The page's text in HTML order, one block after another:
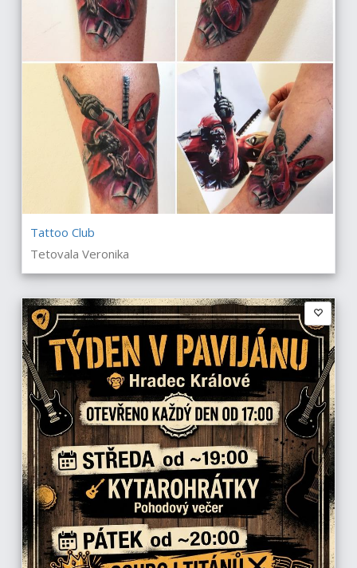
Tattoo Club
Tetovala Veronika